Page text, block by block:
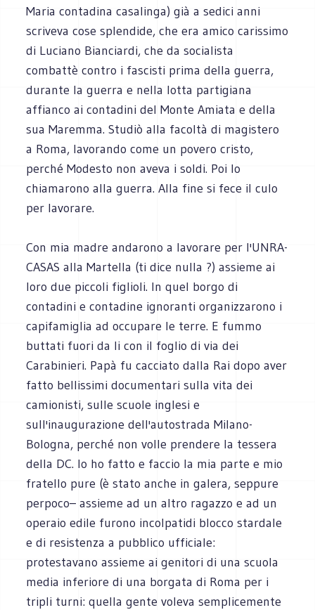
Maria contadina casalinga) già a sedici anni
scriveva cose splendide, che era amico carissimo
di Luciano Bianciardi, che da socialista
combattè contro i fascisti prima della guerra,
durante la guerra e nella lotta partigiana
affianco ai contadini del Monte Amiata e della
sua Maremma. Studiò alla facoltà di magistero
a Roma, lavorando come un povero cristo,
perché Modesto non aveva i soldi. Poi lo
chiamarono alla guerra. Alla fine si fece il culo
per lavorare.
Con mia madre andarono a lavorare per l'UNRA-
CASAS alla Martella (ti dice nulla ?) assieme ai
loro due piccoli figlioli. In quel borgo di
contadini e contadine ignoranti organizzarono i
capifamiglia ad occupare le terre. E fummo
buttati fuori da li con il foglio di via dei
Carabinieri. Papà fu cacciato dalla Rai dopo aver
fatto bellissimi documentari sulla vita dei
camionisti, sulle scuole inglesi e
sull'inaugurazione dell'autostrada Milano-
Bologna, perché non volle prendere la tessera
della DC. Io ho fatto e faccio la mia parte e mio
fratello pure (è stato anche in galera, seppure
perpoco– assieme ad un altro ragazzo e ad un
operaio edile furono incolpatidi blocco stardale
e di resistenza a pubblico ufficiale:
protestavano assieme ai genitori di una scuola
media inferiore di una borgata di Roma per i
tripli turni: quella gente voleva semplicemente